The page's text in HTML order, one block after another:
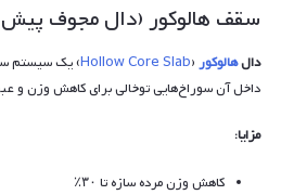
سقف هالوکور (دال مجوف پیش
دالهالوکور (
Hollow Core Slab) یک سیستم
داخل آن سوراخ‌هایی توخالی برای کاهش وزن و
مزایا:
کاهش وزن مرده سازه تا ۳۰٪